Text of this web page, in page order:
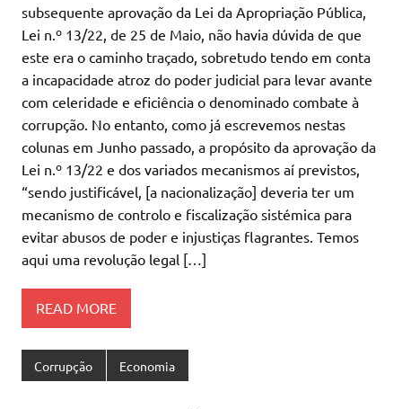
subsequente aprovação da Lei da Apropriação Pública,
Lei n.º 13/22, de 25 de Maio, não havia dúvida de que
este era o caminho traçado, sobretudo tendo em conta
a incapacidade atroz do poder judicial para levar avante
com celeridade e eficiência o denominado combate à
corrupção. No entanto, como já escrevemos nestas
colunas em Junho passado, a propósito da aprovação da
Lei n.º 13/22 e dos variados mecanismos aí previstos,
“sendo justificável, [a nacionalização] deveria ter um
mecanismo de controlo e fiscalização sistémica para
evitar abusos de poder e injustiças flagrantes. Temos
aqui uma revolução legal […]
READ MORE
Corrupção Economia